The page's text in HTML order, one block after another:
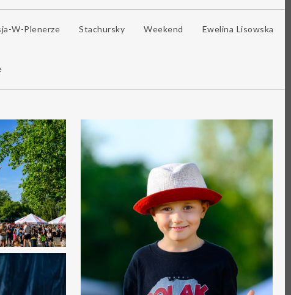
W-Plenerze Stachursky Weekend Ewelina Lisowska
0